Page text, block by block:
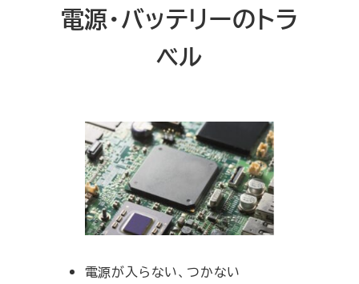
電源・バッテリーのトラ
ベル
電源が入らない、つかない